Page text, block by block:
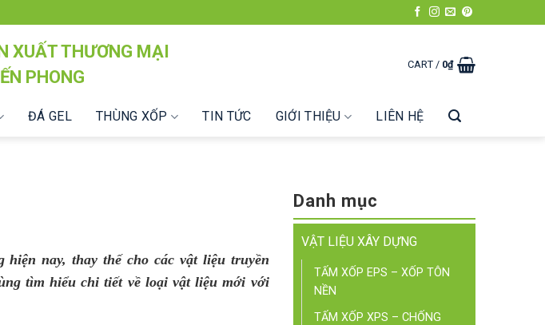
XUẤT THƯƠNG MẠI
PHONG
CART / 0₫
ĐÁ GEL THÙNG XỐP TIN TỨC GIỚI THIỆU LIÊN HỆ
nay, thay thế cho các vật liệu truyền
tìm hiểu chi tiết về loại vật liệu mới với
Danh mục
VẬT LIỆU XÂY DỰNG
TẤM XỐP EPS – XỐP TÔN
NỀN
TẤM XỐP XPS – CHỐNG